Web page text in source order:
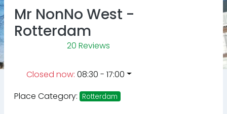
Previous
Mr NonNo West -
Rotterdam
20 Reviews
Closed now: 08:30 - 17:00
Place Category: Rotterdam